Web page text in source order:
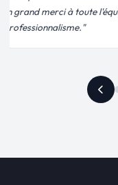
étaient là. Service
prix honnête."